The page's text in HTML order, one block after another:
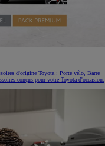
d'origine Toyota : Porte vélo, Barre
conçus pour votre Toyota d'occasion.